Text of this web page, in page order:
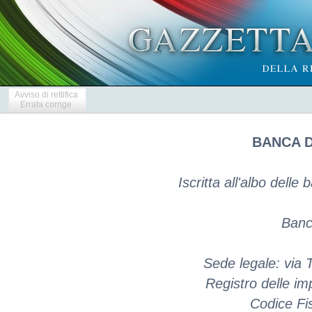
Avviso di rettifica
Errata corrige
BANCA
Iscritta all'albo delle
Sede legale: via
Registro delle
Codice